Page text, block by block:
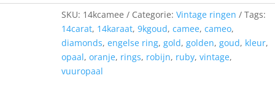
SKU: 14kcamee Categorie: Vintage ringen
Tags:
14carat, 14karaat, 9kgoud, camee, cameo,
diamonds, engelse ring, gold, golden, goud, kleur,
opaal, oranje, rings, robijn, ruby, vintage,
vuuropaal